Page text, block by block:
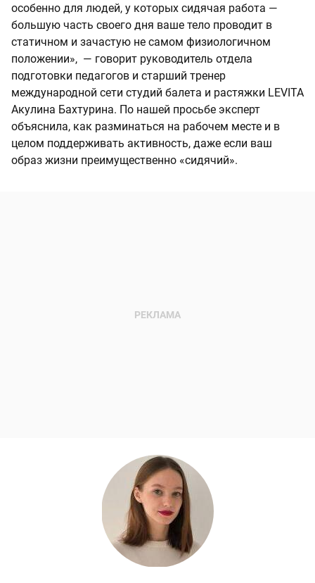
особенно для людей, у которых сидячая работа —
большую часть своего дня ваше тело проводит в
статичном и зачастую не самом физиологичном
положении», — говорит руководитель отдела
подготовки педагогов и старший тренер
международной сети студий балета и растяжки LEVITA
Акулина Бахтурина. По нашей просьбе эксперт
объяснила, как разминаться на рабочем месте и в
целом поддерживать активность, даже если ваш
образ жизни преимущественно «сидячий».